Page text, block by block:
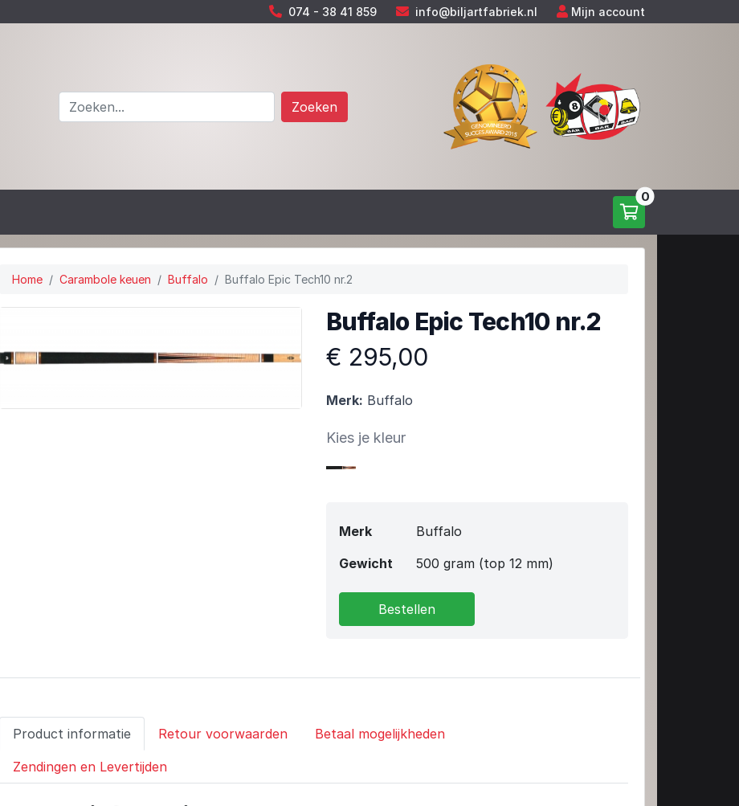
074 - 38 41 859 info@biljartfabriek.nl Mijn account
Zoeken
0
Home Carambole keuen Buffalo Buffalo Epic Tech10 nr.2
Buffalo Epic Tech10 nr.2
€ 295,00
Merk: Buffalo
Kies je kleur
Merk
Buffalo
Gewicht
500 gram (top 12 mm)
Bestellen
Product informatie Retour voorwaarden Betaal mogelijkheden
Zendingen en Levertijden